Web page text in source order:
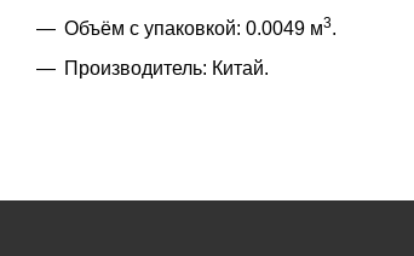
Объём с упаковкой: 0.0049 м3.
Производитель: Китай.